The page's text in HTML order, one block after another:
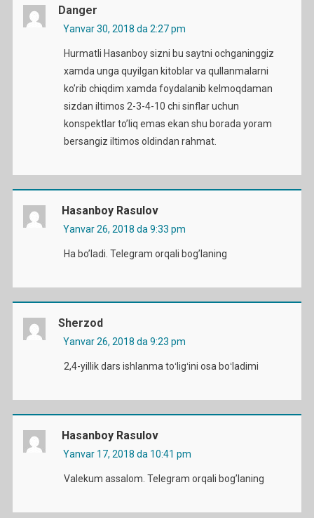
Danger
Yanvar 30, 2018 da 2:27 pm
Hurmatli Hasanboy sizni bu saytni ochganinggiz
xamda unga quyilgan kitoblar va qullanmalarni
ko’rib chiqdim xamda foydalanib kelmoqdaman
sizdan iltimos 2-3-4-10 chi sinflar uchun
konspektlar to’liq emas ekan shu borada yoram
bersangiz iltimos oldindan rahmat.
Hasanboy Rasulov
Yanvar 26, 2018 da 9:33 pm
Ha bo’ladi. Telegram orqali bog’laning
Sherzod
Yanvar 26, 2018 da 9:23 pm
2,4-yillik dars ishlanma toʻligʻini osa boʻladimi
Hasanboy Rasulov
Yanvar 17, 2018 da 10:41 pm
Valekum assalom. Telegram orqali bog’laning